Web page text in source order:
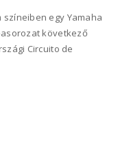
színeiben egy Yamaha
következő
Circuito de